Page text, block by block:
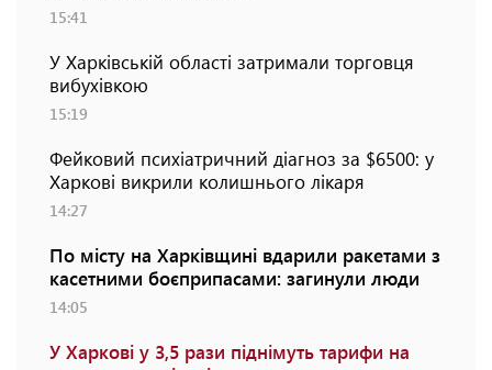
15:41
У Харківській області затримали торговця
вибухівкою
15:19
Фейковий психіатричний діагноз за $6500: у
Харкові викрили колишнього лікаря
14:27
По місту на Харківщині вдарили ракетами з
касетними боєприпасами: загинули люди
14:05
У Харкові у 3,5 рази піднімуть тарифи на